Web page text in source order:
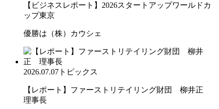
【ビジネスレポート】2026スタートアップワールドカ
ップ東京
優勝は（株）カウシェ
2026.07.07 トピックス
【レポート】ファーストリテイリング財団 柳井正
理事長